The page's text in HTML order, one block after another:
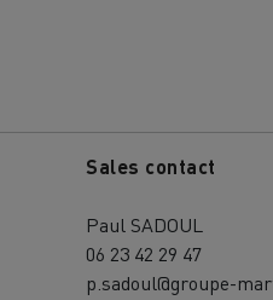
Sales contact
Paul SADOUL
06 23 42 29 47
p.sadoul@groupe-